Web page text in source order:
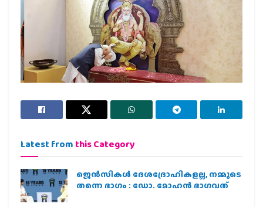
Latest from this Category
ജെന്‍സികള്‍ ദേശദ്രോഹികളല്ല, നമ്മുടെ
തന്നെ ഭാഗം : ഡോ. മോഹന്‍ ഭാഗവത്